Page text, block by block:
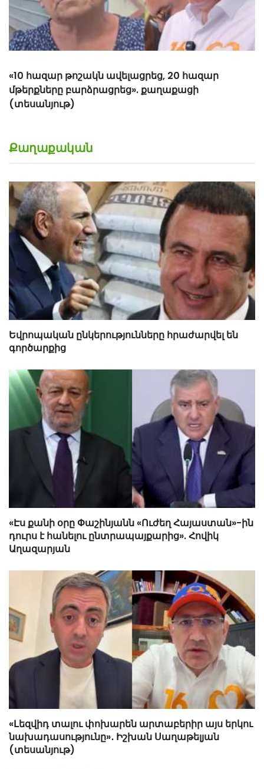
Քաղաքական
Եվրոպական ընկերությունները հրաժարվել են
գործարքից
«Էս քանի օրը Փաշինյանն «Ուժեղ Հայաստան»-ին
դուրս է հանելու ընտրապայքարից». Հովիկ
Աղազարյան
«Լեզվիդ տալու փոխարեն արտաբերիր այս երկու
նախադասությունը»․ Իշխան Սաղաթելյան
(տեսանյութ)